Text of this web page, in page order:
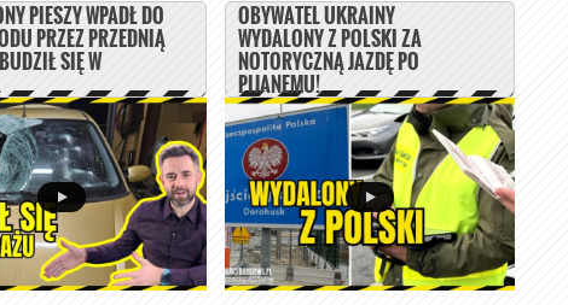
PIESZY WPADŁ DO
PRZEZ PRZEDNIĄ
SIĘ W
OBYWATEL UKRAINY
WYDALONY Z POLSKI ZA
NOTORYCZNĄ JAZDĘ PO
PIJANEMU!